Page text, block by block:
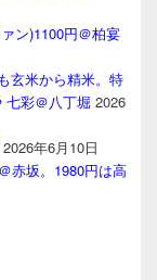
ン)1100円＠柏宴
玄米から精米。特
七彩＠八丁堀 2026
2026年6月10日
赤坂。1980円は高